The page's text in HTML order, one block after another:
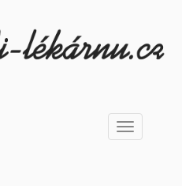
Toggle
navigation